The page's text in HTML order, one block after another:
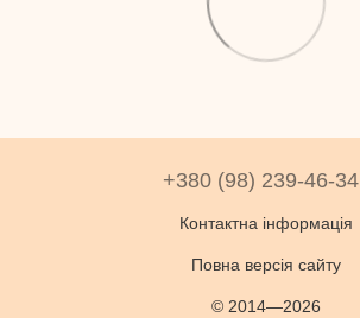
+380 (98) 239-46-34
Контактна інформація
Повна версія сайту
© 2014—2026